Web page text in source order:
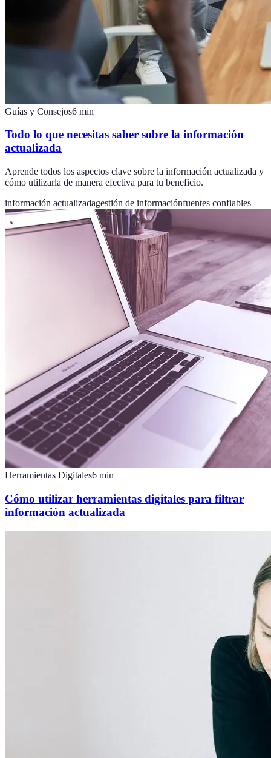
Guías y Consejos6 min
Todo lo que necesitas saber sobre la información
actualizada
Aprende todos los aspectos clave sobre la información actualizada y
cómo utilizarla de manera efectiva para tu beneficio.
información actualizadagestión de informaciónfuentes confiables
Herramientas Digitales6 min
Cómo utilizar herramientas digitales para filtrar
información actualizada